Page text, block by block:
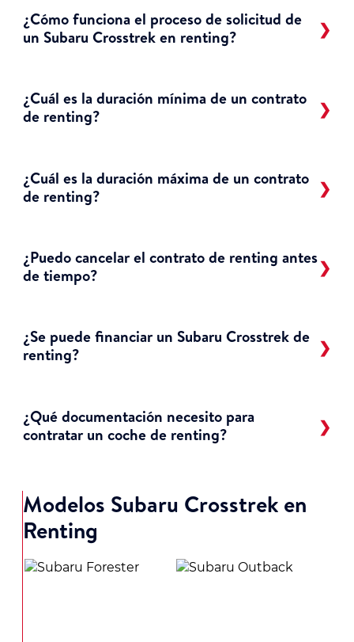
¿Cómo funciona el proceso de solicitud de
un Subaru Crosstrek en renting?
¿Cuál es la duración mínima de un contrato
de renting?
¿Cuál es la duración máxima de un contrato
de renting?
¿Puedo cancelar el contrato de renting antes
de tiempo?
¿Se puede financiar un Subaru Crosstrek de
renting?
¿Qué documentación necesito para
contratar un coche de renting?
Modelos Subaru Crosstrek en
Renting